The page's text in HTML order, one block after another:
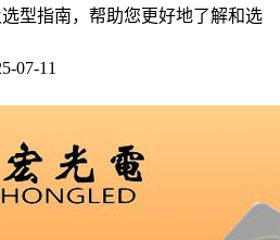
型指南，帮助您更好地了解和选
07-11